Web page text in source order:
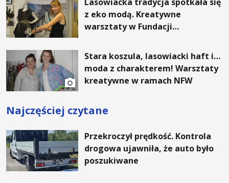
Lasowiacka tradycja spotkała się
z eko modą. Kreatywne
warsztaty w Fundacji
Stara koszula, lasowiacki haft i…
moda z charakterem! Warsztaty
kreatywne w ramach NFW
Najczęściej czytane
Przekroczył prędkość. Kontrola
drogowa ujawniła, że auto było
poszukiwane